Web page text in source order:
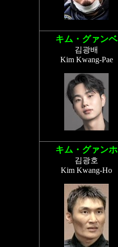
キム・グァンベ
김광배
Kim Kwang-Pae
キム・グァンホ
김광호
Kim Kwang-Ho